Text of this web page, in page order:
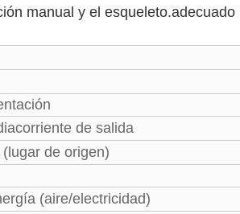
manual y el
de salida
de origen)
(aire/electricidad)